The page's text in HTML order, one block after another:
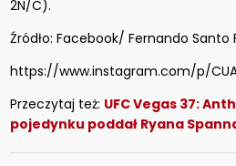
2N/C).
Źródło: Facebook/ Fernando Santo
https://www.instagram.com/p/
Przeczytaj też: UFC Vegas 37:
pojedynku poddał Ryana